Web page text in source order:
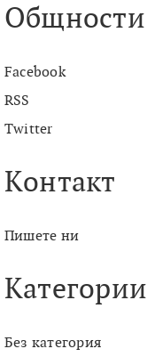
Общности
Facebook
RSS
Twitter
Контакт
Пишете ни
Категории
Без категория